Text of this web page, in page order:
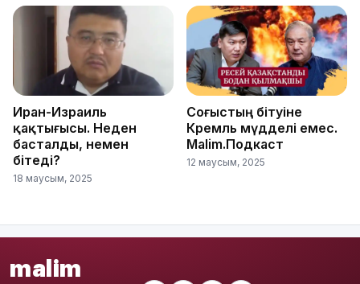
Иран-Израиль
қақтығысы. Неден
басталды, немен
бітеді?
18 маусым, 2025
Соғыстың бітуіне
Кремль мүдделі емес.
Malim.Подкаст
12 маусым, 2025
malim